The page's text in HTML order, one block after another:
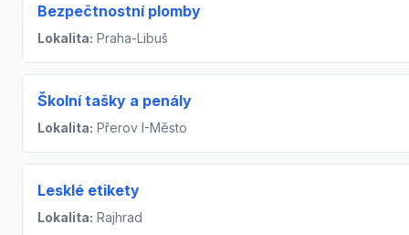
Bezpečtnostní plomby
Lokalita: Praha-Libuš
Školní tašky a penály
Lokalita: Přerov I-Město
Lesklé etikety
Lokalita: Rajhrad